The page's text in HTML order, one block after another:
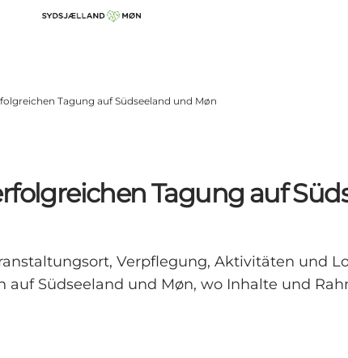
Tagung auf Südseeland und Møn
Tagung auf
Verpflegung, Aktivitäten und
auf Südseeland und Møn, wo Inhalte und